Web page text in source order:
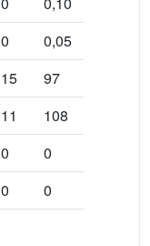
0 0,05
15 97
11 108
0 0
0 0